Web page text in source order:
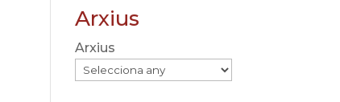
Arxius
Arxius